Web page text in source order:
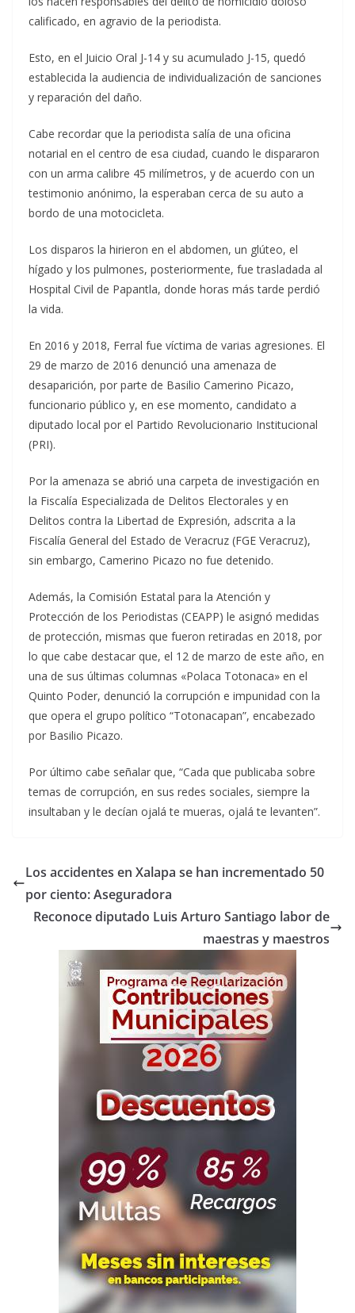
calificado, en agravio de la periodista.
Esto, en el Juicio Oral J-14 y su acumulado J-15, quedó
establecida la audiencia de individualización de sanciones
y reparación del daño.
Cabe recordar que la periodista salía de una oficina
notarial en el centro de esa ciudad, cuando le dispararon
con un arma calibre 45 milímetros, y de acuerdo con un
testimonio anónimo, la esperaban cerca de su auto a
bordo de una motocicleta.
Los disparos la hirieron en el abdomen, un glúteo, el
hígado y los pulmones, posteriormente, fue trasladada al
Hospital Civil de Papantla, donde horas más tarde perdió
la vida.
En 2016 y 2018, Ferral fue víctima de varias agresiones. El
29 de marzo de 2016 denunció una amenaza de
desaparición, por parte de Basilio Camerino Picazo,
funcionario público y, en ese momento, candidato a
diputado local por el Partido Revolucionario Institucional
(PRI).
Por la amenaza se abrió una carpeta de investigación en
la Fiscalía Especializada de Delitos Electorales y en
Delitos contra la Libertad de Expresión, adscrita a la
Fiscalía General del Estado de Veracruz (FGE Veracruz),
sin embargo, Camerino Picazo no fue detenido.
Además, la Comisión Estatal para la Atención y
Protección de los Periodistas (CEAPP) le asignó medidas
de protección, mismas que fueron retiradas en 2018, por
lo que cabe destacar que, el 12 de marzo de este año, en
una de sus últimas columnas «Polaca Totonaca» en el
Quinto Poder, denunció la corrupción e impunidad con la
que opera el grupo político “Totonacapan”, encabezado
por Basilio Picazo.
Por último cabe señalar que, “Cada que publicaba sobre
temas de corrupción, en sus redes sociales, siempre la
insultaban y le decían ojalá te mueras, ojalá te levanten”.
Los accidentes en Xalapa se han incrementado 50
por ciento: Aseguradora
Reconoce diputado Luis Arturo Santiago labor de
maestras y maestros